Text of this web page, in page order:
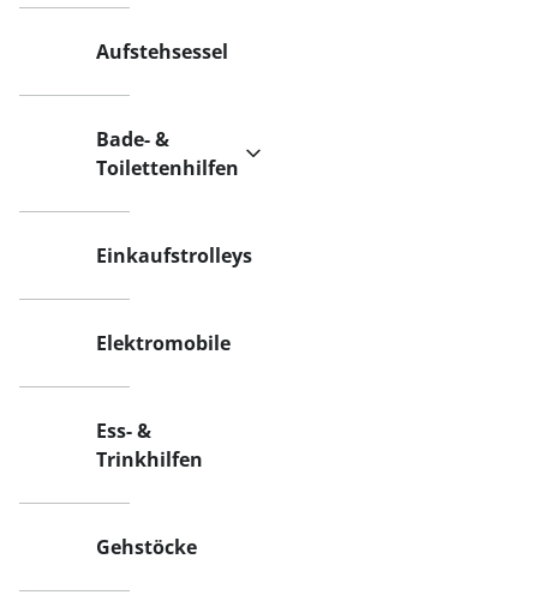
Aufstehsessel
Bade- &
Toilettenhilfen
Einkaufstrolleys
Elektromobile
Ess- &
Trinkhilfen
Gehstöcke